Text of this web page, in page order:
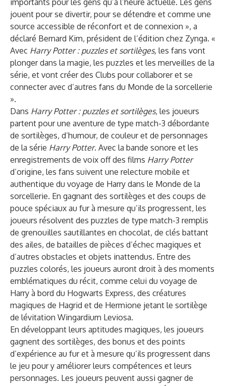
importants pour les gens qu’à l’heure actuelle. Les gens
jouent pour se divertir, pour se détendre et comme une
source accessible de réconfort et de connexion », a
déclaré Bernard Kim, président de l’édition chez Zynga. «
Avec Harry Potter : puzzles et sortilèges, les fans vont
plonger dans la magie, les puzzles et les merveilles de la
série, et vont créer des Clubs pour collaborer et se
connecter avec d’autres fans du Monde de la sorcellerie
».
Dans Harry Potter : puzzles et sortilèges, les joueurs
partent pour une aventure de type match-3 débordante
de sortilèges, d’humour, de couleur et de personnages
de la série Harry Potter. Avec la bande sonore et les
enregistrements de voix off des films Harry Potter
d’origine, les fans suivent une relecture mobile et
authentique du voyage de Harry dans le Monde de la
sorcellerie. En gagnant des sortilèges et des coups de
pouce spéciaux au fur à mesure qu’ils progressent, les
joueurs résolvent des puzzles de type match-3 remplis
de grenouilles sautillantes en chocolat, de clés battant
des ailes, de batailles de pièces d’échec magiques et
d’autres obstacles et objets inattendus. Entre des
puzzles colorés, les joueurs auront droit à des moments
emblématiques du récit, comme celui du voyage de
Harry à bord du Hogwarts Express, des créatures
magiques de Hagrid et de Hermione jetant le sortilège
de lévitation Wingardium Leviosa.
En développant leurs aptitudes magiques, les joueurs
gagnent des sortilèges, des bonus et des points
d’expérience au fur et à mesure qu’ils progressent dans
le jeu pour y améliorer leurs compétences et leurs
personnages. Les joueurs peuvent aussi gagner de